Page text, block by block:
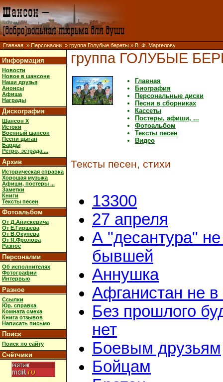
Главная » Персоналии » группа Голубые береты » В. Ф. Маргелову
Информация
Новости
Новое в шансоне
Наши друзья
Анонсы
Афиша
Награды
Дискография
Шансон X
Истоки
Военный шансон
Песни цыган
Барды
Ретро, эстрада ...
Архив
Историческая справка
Хорошая музыка
Афиши, постеры ...
Заметки
Книги
Тексты песен
Фотоальбом
От Д.Анискевича
От Е.Гиршева
От В.Окунева
От Я.Фролова
Разное
Персоналии
Об исполнителях
Фотографии
Интервью
Разное
Ссылки
Юр. справка
Комната смеха
Книга отзывов
Написать письмо
Поиск
Поиск по сайту
Счётчики
группа ГОЛУБЫЕ
Главная
Биография
Персональные диски
Песни в сборниках
Кассеты
Постеры, афиши, ...
Фотоальбом
Тексты песен
Видео
Тексты песен, стихи
13300
27 апреля
А "десантура"
бывшей
Аннушка
Афганистан не
Без прошлого
нет
Боевым друзьям
Бойцам